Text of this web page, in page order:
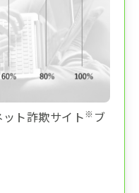
ト詐欺サイト※ ブ